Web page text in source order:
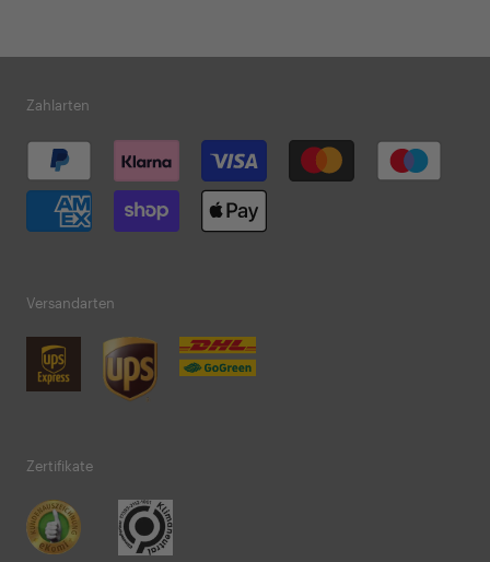
Zahlarten
Versandarten
Zertifikate